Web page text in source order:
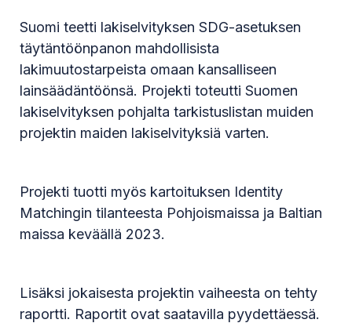
Suomi teetti lakiselvityksen SDG-asetuksen
täytäntöönpanon mahdollisista
lakimuutostarpeista omaan kansalliseen
lainsäädäntöönsä. Projekti toteutti Suomen
lakiselvityksen pohjalta tarkistuslistan muiden
projektin maiden lakiselvityksiä varten.
Projekti tuotti myös kartoituksen Identity
Matchingin tilanteesta Pohjoismaissa ja Baltian
maissa keväällä 2023.
Lisäksi jokaisesta projektin vaiheesta on tehty
raportti. Raportit ovat saatavilla pyydettäessä.